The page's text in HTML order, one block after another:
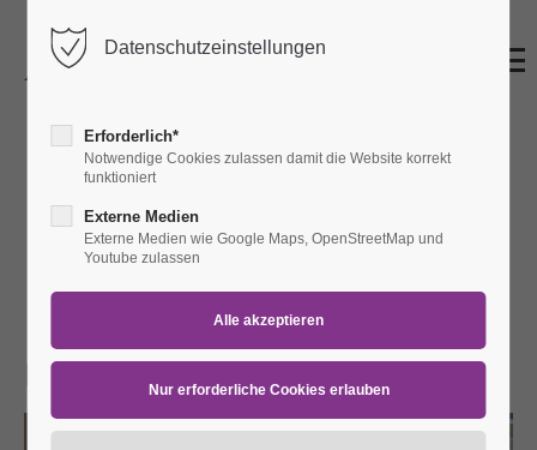
See-Stadt-Adventskalender
2023
Hannas Internetblog
Datenschutzeinstellungen
Erforderlich*
Notwendige Cookies zulassen damit die Website korrekt
funktioniert
Externe Medien
Externe Medien wie Google Maps, OpenStreetMap und
Youtube zulassen